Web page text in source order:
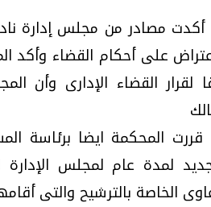
أكدت مصادر من مجلس إدارة
على أحكام القضاء وأكد
لقرار القضاء الإدارى وأن
قررت المحكمة ايضا برئاسة
لمدة عام لمجلس
الخاصة بالترشيح والتى